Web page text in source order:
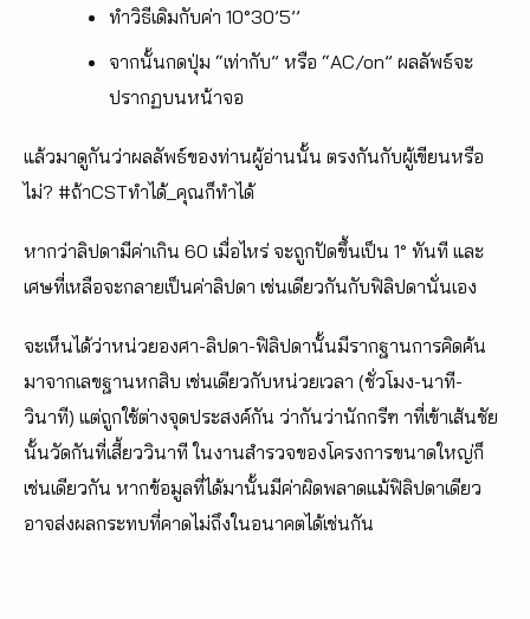
ทำวิธีเดิมกับค่า 10°30’5’’
จากนั้นกดปุ่ม “เท่ากับ” หรือ “AC/on” ผลลัพธ์จะ
ปรากฏบนหน้าจอ
แล้วมาดูกันว่าผลลัพธ์ของท่านผู้อ่านนั้น ตรงกันกับผู้เขียนหรือ
ไม่? #ถ้าCSTทำได้_คุณก็ทำได้
หากว่าลิปดามีค่าเกิน 60 เมื่อไหร่ จะถูกปัดขึ้นเป็น 1° ทันที และ
เศษที่เหลือจะกลายเป็นค่าลิปดา เช่นเดียวกันกับฟิลิปดานั่นเอง
จะเห็นได้ว่าหน่วยองศา-ลิปดา-ฟิลิปดานั้นมีรากฐานการคิดค้น
มาจากเลขฐานหกสิบ เช่นเดียวกับหน่วยเวลา (ชั่วโมง-นาที-
วินาที) แต่ถูกใช้ต่างจุดประสงค์กัน ว่ากันว่านักกรีฑ าที่เข้าเส้นชัย
นั้นวัดกันที่เสี้ยววินาที ในงานสำรวจของโครงการขนาดใหญ่ก็
เช่นเดียวกัน หากข้อมูลที่ได้มานั้นมีค่าผิดพลาดแม้ฟิลิปดาเดียว
อาจส่งผลกระทบที่คาดไม่ถึงในอนาคตได้เช่นกัน